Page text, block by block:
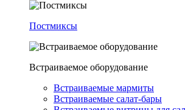
Постмиксы
Встраиваемое оборудование
Встраиваемые мармиты
Встраиваемые салат-бары